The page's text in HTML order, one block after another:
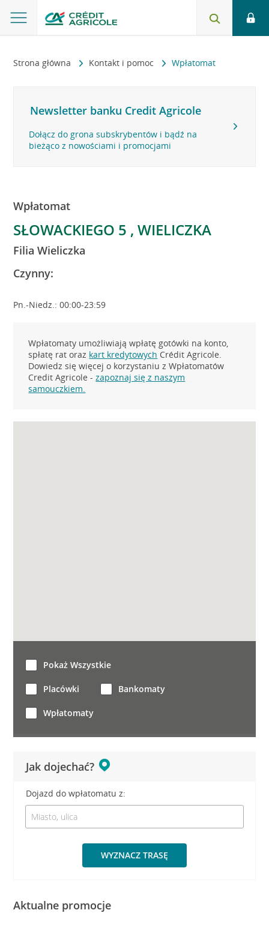
Strona główna Kontakt i pomoc Wpłatomat
Newsletter banku Credit Agricole
Dołącz do grona subskrybentów i bądź na
bieżąco z nowościami i promocjami
Wpłatomat
SŁOWACKIEGO 5 , WIELICZKA
Filia Wieliczka
Czynny:
Pn.-Niedz.: 00:00-23:59
Wpłatomaty umożliwiają wpłatę gotówki na konto,
spłatę rat oraz kart kredytowych Crédit Agricole.
Dowiedz się więcej o korzystaniu z Wpłatomatów
Credit Agricole -zapoznaj się z naszym
samouczkiem.
Jak dojechać?
Dojazd do wpłatomatu z:
WYZNACZ TRASĘ
Pokaż Wszystkie
Placówki Bankomaty
Wpłatomaty
Aktualne promocje